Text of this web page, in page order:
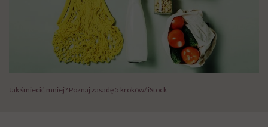
Jak śmiecić mniej? Poznaj zasadę 5 kroków/ iStock